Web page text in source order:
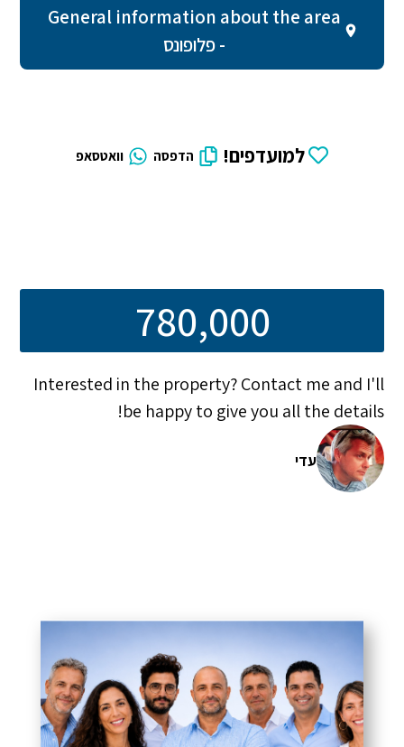
General information about the area
- פלופונס
למועדפים! הדפסה וואטסאפ
780,000
Interested in the property? Contact me and I'll
be happy to give you all the details!
עדי